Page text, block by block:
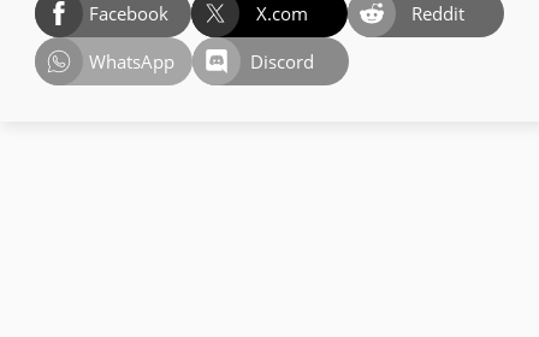
Facebook X.com
Reddit
WhatsApp
Discord